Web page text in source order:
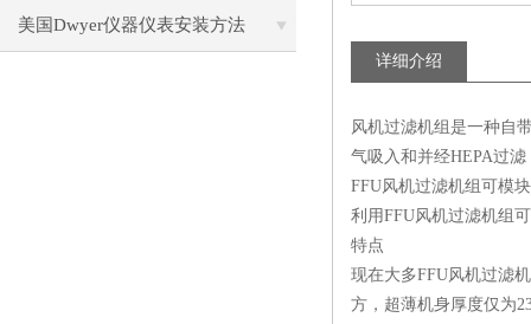
呢？
美国Dwyer仪器仪表安装方法
详细介绍
风机过滤机组是一种自
气吸入和并经HEPA过
FFU风机过滤机组可模
利用FFU风机过滤机组
特点
现在大多FFU风机过滤
方，超薄机身厚度仅为